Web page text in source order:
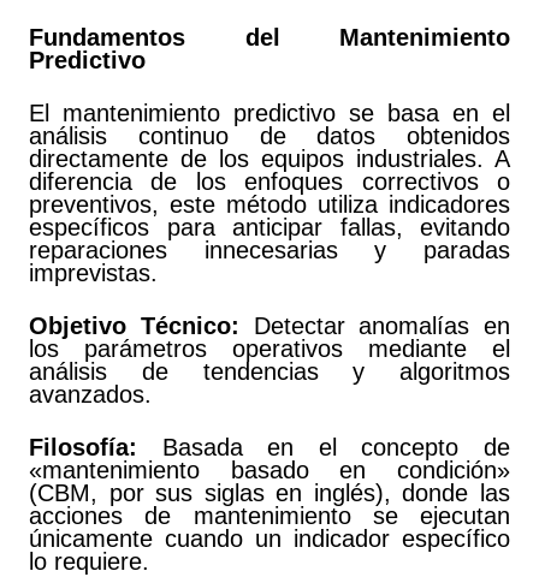
Fundamentos del Mantenimiento
Predictivo
El mantenimiento predictivo se basa en el
análisis continuo de datos obtenidos
directamente de los equipos industriales. A
diferencia de los enfoques correctivos o
preventivos, este método utiliza indicadores
específicos para anticipar fallas, evitando
reparaciones innecesarias y paradas
imprevistas.
Objetivo Técnico: Detectar anomalías en
los parámetros operativos mediante el
análisis de tendencias y algoritmos
avanzados.
Filosofía: Basada en el concepto de
«mantenimiento basado en condición»
(CBM, por sus siglas en inglés), donde las
acciones de mantenimiento se ejecutan
únicamente cuando un indicador específico
lo requiere.